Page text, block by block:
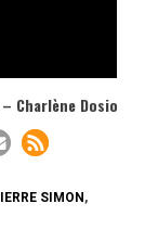
Charlène Dosio
SIMON,